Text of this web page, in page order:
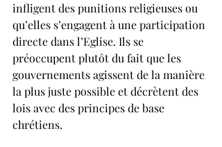
infligent des punitions religieuses ou
qu’elles s’engagent à une participation
directe dans l’Eglise. Ils se
préoccupent plutôt du fait que les
gouvernements agissent de la manière
la plus juste possible et décrètent des
lois avec des principes de base
chrétiens.